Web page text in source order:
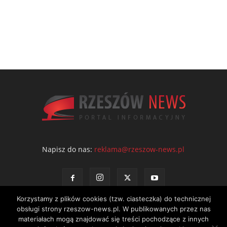
Napisz do nas: reklama@rzeszow-news.pl
Korzystamy z plików cookies (tzw. ciasteczka) do technicznej
obsługi strony rzeszow-news.pl. W publikowanych przez nas
materiałach mogą znajdować się treści pochodzące z innych